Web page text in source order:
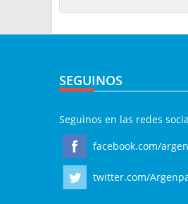
SEGUINOS
Seguinos en las redes
facebook.com/
twitter.com/